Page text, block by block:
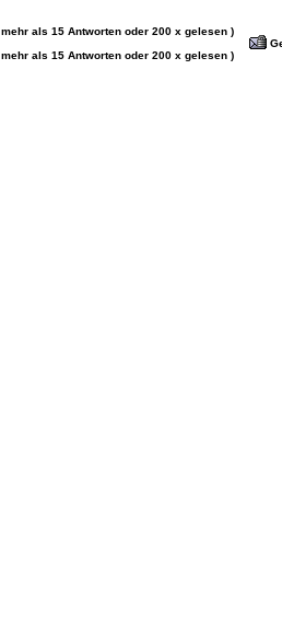
mehr als 15 Antworten oder 200 x gelesen )
mehr als 15 Antworten oder 200 x gelesen )